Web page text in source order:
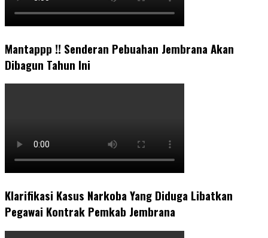
Mantappp !! Senderan Pebuahan Jembrana Akan
Dibagun Tahun Ini
Klarifikasi Kasus Narkoba Yang Diduga Libatkan
Pegawai Kontrak Pemkab Jembrana